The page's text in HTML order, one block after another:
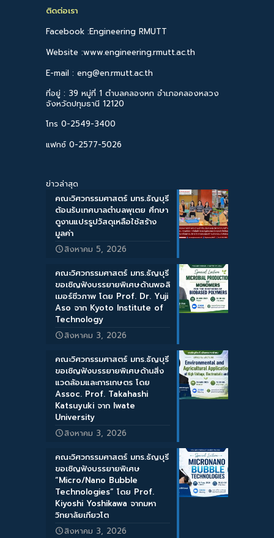
ติดต่อเรา
Facebook :Engineering RMUTT
Website :www.engineering.rmutt.ac.th
E-mail : eng@en.rmutt.ac.th
ที่อยู่ : 39 หมู่ที่ 1 ตำบลคลองหก อำเภอคลองหลวง
จังหวัดปทุมธานี 12120
โทร 0-2549-3400
แฟกซ์ 0-2577-5026
ข่าวล่าสุด
คณะวิศวกรรมศาสตร์ มทร.ธัญบุรี
ต้อนรับเทศบาลตำบลพุเตย ศึกษา
ดูงานแปรรูปวัสดุเหลือใช้สร้าง
มูลค่า
สิงหาคม 5, 2026
คณะวิศวกรรมศาสตร์ มทร.ธัญบุรี
ขอเชิญฟังบรรยายพิเศษด้านพอลิ
เมอร์ชีวภาพ โดย Prof. Dr. Yuji
Aso จาก Kyoto Institute of
Technology
สิงหาคม 3, 2026
คณะวิศวกรรมศาสตร์ มทร.ธัญบุรี
ขอเชิญฟังบรรยายพิเศษด้านสิ่ง
แวดล้อมและการเกษตร โดย
Assoc. Prof. Takahashi
Katsuyuki จาก Iwate
University
สิงหาคม 3, 2026
คณะวิศวกรรมศาสตร์ มทร.ธัญบุรี
ขอเชิญฟังบรรยายพิเศษ
“Micro/Nano Bubble
Technologies” โดย Prof.
Kiyoshi Yoshikawa จากมหา
วิทยาลัยเกียวโต
สิงหาคม 3, 2026